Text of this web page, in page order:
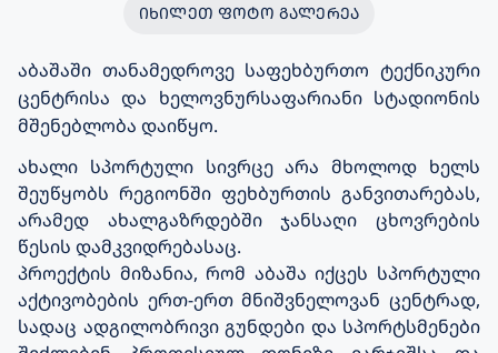
ᲘᲮᲘᲚᲔᲗ ᲤᲝᲢᲝ ᲒᲐᲚᲔᲠᲔᲐ
აბაშაში თანამედროვე საფეხბურთო ტექნიკური
ცენტრისა და ხელოვნურსაფარიანი სტადიონის
მშენებლობა დაიწყო.
ახალი სპორტული სივრცე არა მხოლოდ ხელს
შეუწყობს რეგიონში ფეხბურთის განვითარებას,
არამედ ახალგაზრდებში ჯანსაღი ცხოვრების
წესის დამკვიდრებასაც.
პროექტის მიზანია, რომ აბაშა იქცეს სპორტული
აქტივობების ერთ-ერთ მნიშვნელოვან ცენტრად,
სადაც ადგილობრივი გუნდები და სპორტსმენები